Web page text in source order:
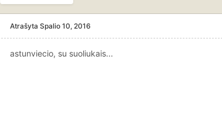
Atrašyta Spalio 10, 2016
astunviecio, su suoliukais...